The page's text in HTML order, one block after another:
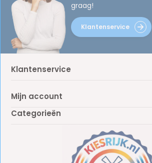
graag!
Klantenservice
Klantenservice
Mijn account
Categorieën